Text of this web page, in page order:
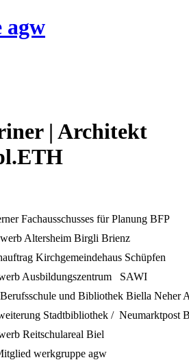
agw
| Architekt
Fachausschusses für Planung BFP
Altersheim Birgli Brienz
Kirchgemeindehaus Schüpfen
Ausbildungszentrum SAWI
und Bibliothek Biella Neher
Stadtbibliothek / Neumarktpost
Reitschulareal Biel
werkgruppe agw